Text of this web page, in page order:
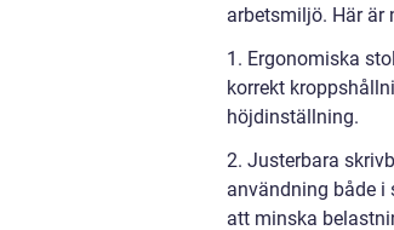
arbetsmiljö. Här är
1. Ergonomiska
korrekt
höjdinställning.
2. Justerbara
användning både i
att minska